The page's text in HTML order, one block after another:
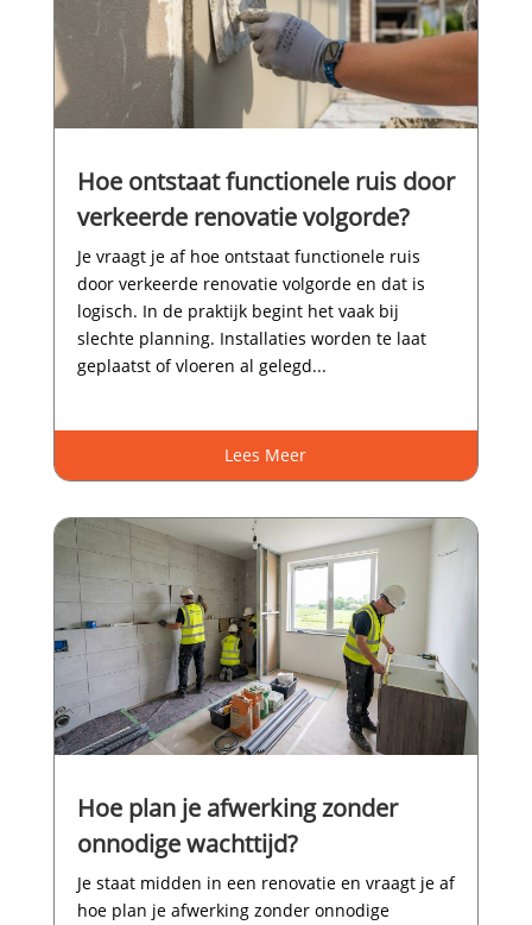
Hoe ontstaat functionele ruis door
verkeerde renovatie volgorde?
Je vraagt je af hoe ontstaat functionele ruis
door verkeerde renovatie volgorde en dat is
logisch.​ In de praktijk begint het vaak bij
slechte planning.​ Installaties worden te laat
geplaatst of vloeren al gelegd...
Lees Meer
Hoe plan je afwerking zonder
onnodige wachttijd?
Je staat midden in een renovatie en vraagt je af
hoe plan je afwerking zonder onnodige